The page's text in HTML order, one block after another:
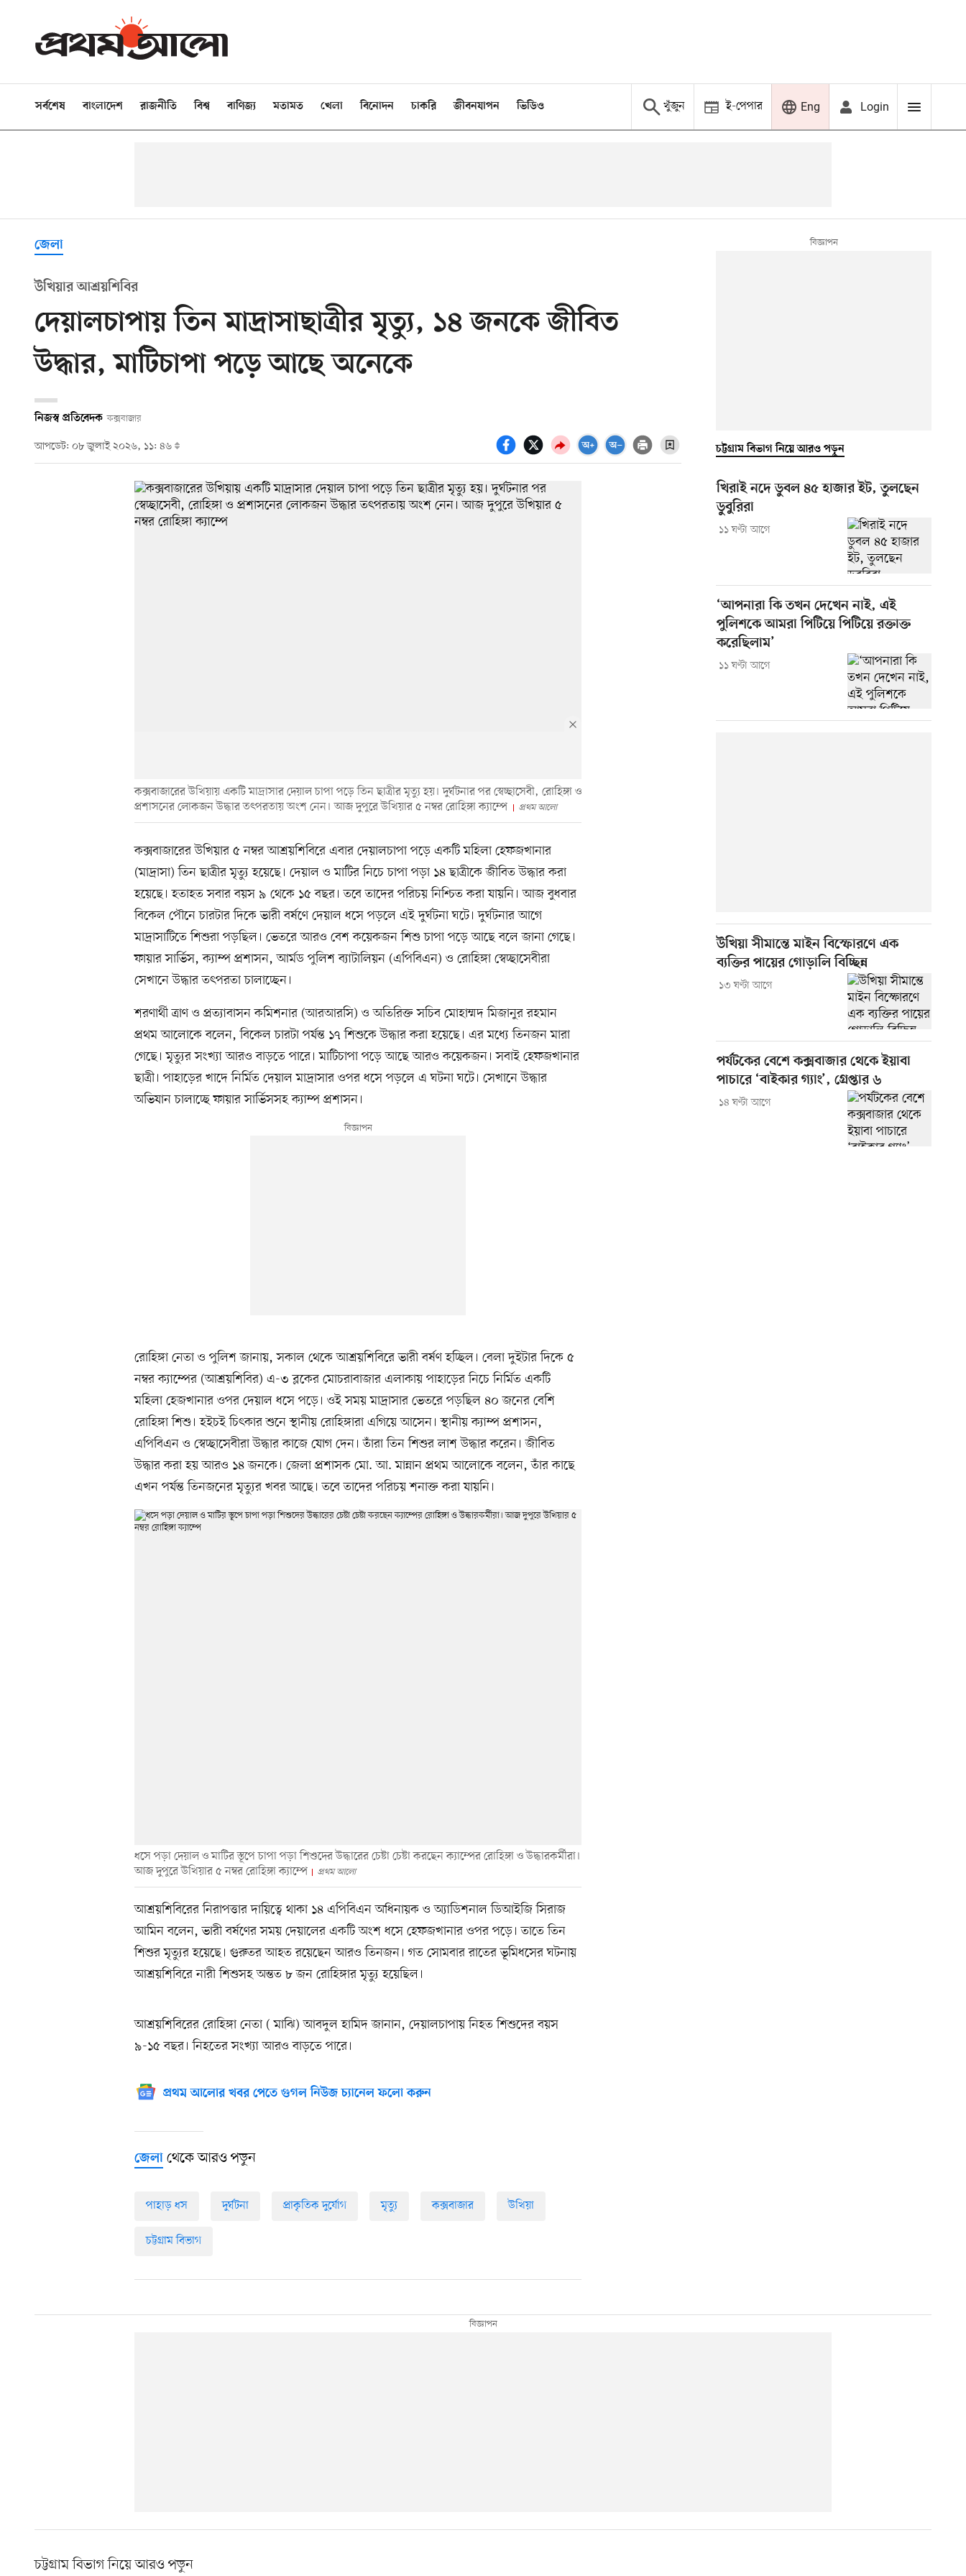
সর্বশেষ বাংলাদেশ রাজনীতি বিশ্ব বাণিজ্য মতামত খেলা বিনোদন চাকরি জীবনযাপন ভিডিও খুঁজুন ই-পেপার Eng Login
জেলা
উখিয়ার আশ্রয়শিবির
দেয়ালচাপায় তিন মাদ্রাসাছাত্রীর মৃত্যু, ১৪ জনকে জীবিত
উদ্ধার, মাটিচাপা পড়ে আছে অনেকে
নিজস্ব প্রতিবেদক কক্সবাজার
আপডেট: ০৮ জুলাই ২০২৬, ১১: ৪৬
কক্সবাজারের উখিয়ায় একটি মাদ্রাসার দেয়াল চাপা পড়ে তিন ছাত্রীর মৃত্যু হয়। দুর্ঘটনার পর স্বেচ্ছাসেবী, রোহিঙ্গা ও
প্রশাসনের লোকজন উদ্ধার তৎপরতায় অংশ নেন। আজ দুপুরে উখিয়ার ৫ নম্বর রোহিঙ্গা ক্যাম্পে
প্রথম আলো
কক্সবাজারের উখিয়ার ৫ নম্বর আশ্রয়শিবিরে এবার দেয়ালচাপা পড়ে একটি মহিলা হেফজখানার
(মাদ্রাসা) তিন ছাত্রীর মৃত্যু হয়েছে। দেয়াল ও মাটির নিচে চাপা পড়া ১৪ ছাত্রীকে জীবিত উদ্ধার করা
হয়েছে। হতাহত সবার বয়স ৯ থেকে ১৫ বছর। তবে তাদের পরিচয় নিশ্চিত করা যায়নি। আজ বুধবার
বিকেল পৌনে চারটার দিকে ভারী বর্ষণে দেয়াল ধসে পড়লে এই দুর্ঘটনা ঘটে। দুর্ঘটনার আগে
মাদ্রাসাটিতে শিশুরা পড়ছিল। ভেতরে আরও বেশ কয়েকজন শিশু চাপা পড়ে আছে বলে জানা গেছে।
ফায়ার সার্ভিস, ক্যাম্প প্রশাসন, আর্মড পুলিশ ব্যাটালিয়ন (এপিবিএন) ও রোহিঙ্গা স্বেচ্ছাসেবীরা
সেখানে উদ্ধার তৎপরতা চালাচ্ছেন।
শরণার্থী ত্রাণ ও প্রত্যাবাসন কমিশনার (আরআরসি) ও অতিরিক্ত সচিব মোহাম্মদ মিজানুর রহমান
প্রথম আলোকে বলেন, বিকেল চারটা পর্যন্ত ১৭ শিশুকে উদ্ধার করা হয়েছে। এর মধ্যে তিনজন মারা
গেছে। মৃত্যুর সংখ্যা আরও বাড়তে পারে। মাটিচাপা পড়ে আছে আরও কয়েকজন। সবাই হেফজখানার
ছাত্রী। পাহাড়ের খাদে নির্মিত দেয়াল মাদ্রাসার ওপর ধসে পড়লে এ ঘটনা ঘটে। সেখানে উদ্ধার
অভিযান চালাচ্ছে ফায়ার সার্ভিসসহ ক্যাম্প প্রশাসন।
রোহিঙ্গা নেতা ও পুলিশ জানায়, সকাল থেকে আশ্রয়শিবিরে ভারী বর্ষণ হচ্ছিল। বেলা দুইটার দিকে ৫
নম্বর ক্যাম্পের (আশ্রয়শিবির) এ-৩ ব্লকের মোচরাবাজার এলাকায় পাহাড়ের নিচে নির্মিত একটি
মহিলা হেজখানার ওপর দেয়াল ধসে পড়ে। ওই সময় মাদ্রাসার ভেতরে পড়ছিল ৪০ জনের বেশি
রোহিঙ্গা শিশু। হইচই চিৎকার শুনে স্থানীয় রোহিঙ্গারা এগিয়ে আসেন। স্থানীয় ক্যাম্প প্রশাসন,
এপিবিএন ও স্বেচ্ছাসেবীরা উদ্ধার কাজে যোগ দেন। তাঁরা তিন শিশুর লাশ উদ্ধার করেন। জীবিত
উদ্ধার করা হয় আরও ১৪ জনকে। জেলা প্রশাসক মো. আ. মান্নান প্রথম আলোকে বলেন, তাঁর কাছে
এখন পর্যন্ত তিনজনের মৃত্যুর খবর আছে। তবে তাদের পরিচয় শনাক্ত করা যায়নি।
ধসে পড়া দেয়াল ও মাটির স্তূপে চাপা পড়া শিশুদের উদ্ধারের চেষ্টা চেষ্টা করছেন ক্যাম্পের রোহিঙ্গা ও উদ্ধারকর্মীরা।
আজ দুপুরে উখিয়ার ৫ নম্বর রোহিঙ্গা ক্যাম্পে
প্রথম আলো
আশ্রয়শিবিরের নিরাপত্তার দায়িত্বে থাকা ১৪ এপিবিএন অধিনায়ক ও অ্যাডিশনাল ডিআইজি সিরাজ
আমিন বলেন, ভারী বর্ষণের সময় দেয়ালের একটি অংশ ধসে হেফজখানার ওপর পড়ে। তাতে তিন
শিশুর মৃত্যুর হয়েছে। গুরুতর আহত রয়েছেন আরও তিনজন। গত সোমবার রাতের ভূমিধসের ঘটনায়
আশ্রয়শিবিরে নারী শিশুসহ অন্তত ৮ জন রোহিঙ্গার মৃত্যু হয়েছিল।
আশ্রয়শিবিরের রোহিঙ্গা নেতা ( মাঝি) আবদুল হামিদ জানান, দেয়ালচাপায় নিহত শিশুদের বয়স
৯-১৫ বছর। নিহতের সংখ্যা আরও বাড়তে পারে।
প্রথম আলোর খবর পেতে গুগল নিউজ চ্যানেল ফলো করুন
জেলা থেকে আরও পড়ুন
পাহাড় ধস দুর্ঘটনা প্রাকৃতিক দুর্যোগ মৃত্যু কক্সবাজার উখিয়া
চট্টগ্রাম বিভাগ
চট্টগ্রাম বিভাগ নিয়ে আরও পড়ুন
খিরাই নদে ডুবল ৪৫ হাজার ইট, তুলছেন
ডুবুরিরা
১১ ঘণ্টা আগে
‘আপনারা কি তখন দেখেন নাই, এই
পুলিশকে আমরা পিটিয়ে পিটিয়ে রক্তাক্ত
করেছিলাম’
১১ ঘণ্টা আগে
উখিয়া সীমান্তে মাইন বিস্ফোরণে এক
ব্যক্তির পায়ের গোড়ালি বিচ্ছিন্ন
১৩ ঘণ্টা আগে
পর্যটকের বেশে কক্সবাজার থেকে ইয়াবা
পাচারে ‘বাইকার গ্যাং’, গ্রেপ্তার ৬
১৪ ঘণ্টা আগে
চট্টগ্রাম বিভাগ নিয়ে আরও পড়ুন